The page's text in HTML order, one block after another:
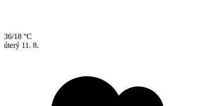
36/18 °C
úterý 11. 8.